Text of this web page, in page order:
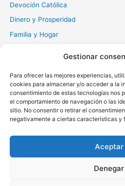
Gestionar
Para ofrecer las mejores experiencias,
cookies para almacenar y/o acceder a la
consentimiento de estas tecnologías nos
el comportamiento de navegación o las
sitio. No consentir o retirar el
negativamente a ciertas características y
Aceptar
Denegar
Devoción Católica
Dinero y Prosperidad
Familia y Hogar
Muerte y Difuntos
Oraciones Diarias
Otras
Protección y Liberación
Salud y Sanación